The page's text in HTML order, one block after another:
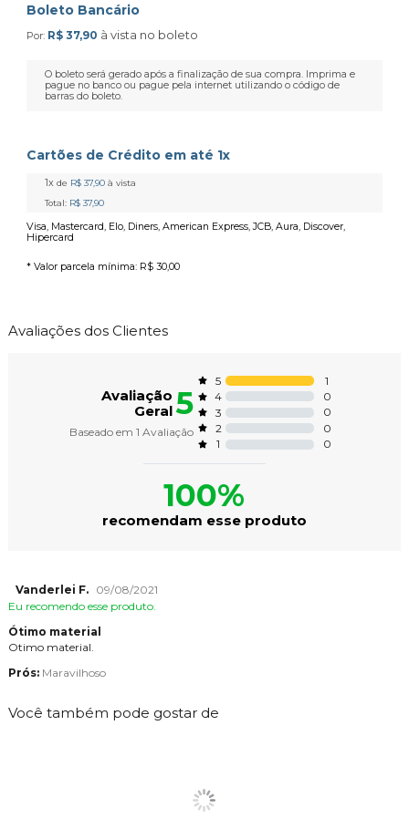
Boleto Bancário
Por: R$ 37,90 à vista no boleto
O boleto será gerado após a finalização de sua compra. Imprima e
pague no banco ou pague pela internet utilizando o código de
barras do boleto.
Cartões de Crédito em até 1x
1x de R$ 37,90 à vista
Total: R$ 37,90
Visa, Mastercard, Elo, Diners, American Express, JCB, Aura, Discover,
Hipercard
* Valor parcela mínima: R$ 30,00
Avaliações dos Clientes
Avaliação
Geral5
Baseado em 1 Avaliação
5
1
4
0
3
0
2
0
1
0
100%
recomendam esse produto
Vanderlei F.
09/08/2021
Eu recomendo esse produto.
Ótimo material
Otimo material.
Prós: Maravilhoso
Você também pode gostar de